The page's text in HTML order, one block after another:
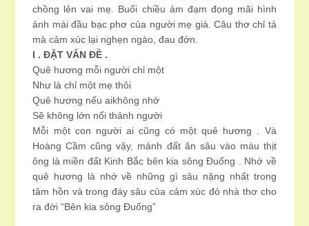
chồng lên vai mẹ. Buổi chiều ảm đạm đọng mãi hình
ảnh mái đầu bạc phơ của người mẹ già. Câu thơ chỉ tả
mà cảm xúc lại nghẹn ngào, đau đớn.
I . ĐẶT VẤN ĐỀ .
Quê hương mỗi người chỉ một
Như là chỉ một mẹ thôi
Quê hương nếu aikhông nhớ
Sẽ không lớn nổi thảnh người
Mỗi một con người ai cũng có một quê hương . Và
Hoàng Cầm cũng vậy, mảnh đất ăn sâu vào máu thịt
ông là miền đất Kinh Bắc bên kia sông Đuống . Nhớ về
quê hương là nhớ về những gì sâu nặng nhất trong
tâm hồn và trong đáy sâu của cảm xúc đó nhà thơ cho
ra đời “Bên kia sông Đuống”